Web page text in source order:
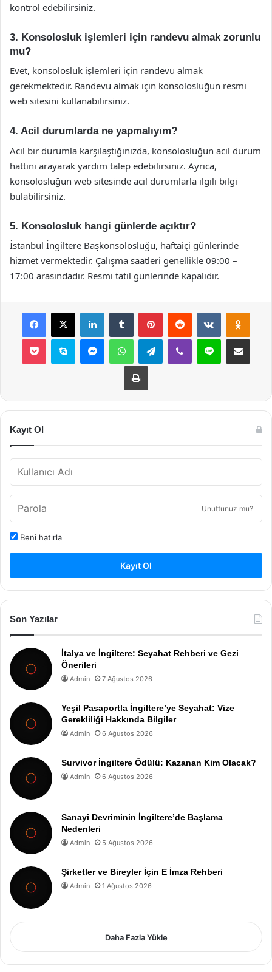
kontrol edebilirsiniz.
3. Konsolosluk işlemleri için randevu almak zorunlu
mu?
Evet, konsolosluk işlemleri için randevu almak
gerekmektedir. Randevu almak için konsolosluğun resmi
web sitesini kullanabilirsiniz.
4. Acil durumlarda ne yapmalıyım?
Acil bir durumla karşılaştığınızda, konsolosluğun acil durum
hattını arayarak yardım talep edebilirsiniz. Ayrıca,
konsolosluğun web sitesinde acil durumlarla ilgili bilgi
bulabilirsiniz.
5. Konsolosluk hangi günlerde açıktır?
İstanbul İngiltere Başkonsolosluğu, haftaiçi günlerinde
hizmet vermektedir. Çalışma saatleri genellikle 09:00 –
17:00 arasındadır. Resmi tatil günlerinde kapalıdır.
Facebook
X LinkedInTumblr PinterestReddit VKontakte
Pocket Skype MessengerWhatsAppTelegramViber Line E-Posta ile
Yazdır
Kayıt Ol
Unuttunuz mu?
Beni hatırla
Kayıt Ol
Son Yazılar
İtalya ve İngiltere: Seyahat Rehberi ve Gezi
Önerileri
Admin 7 Ağustos 2026
Yeşil Pasaportla İngiltere’ye Seyahat: Vize
Gerekliliği Hakkında Bilgiler
Admin 6 Ağustos 2026
Survivor İngiltere Ödülü: Kazanan Kim Olacak?
Admin 6 Ağustos 2026
Sanayi Devriminin İngiltere’de Başlama
Nedenleri
Admin 5 Ağustos 2026
Şirketler ve Bireyler İçin E İmza Rehberi
Admin 1 Ağustos 2026
Daha Fazla Yükle